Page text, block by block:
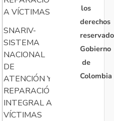
A VÍCTIMAS
SNARIV-
SISTEMA
NACIONAL
DE
ATENCIÓN Y
REPARACIÓN
INTEGRAL A
VÍCTIMAS
los
derechos
Gobierno
de
Colombia